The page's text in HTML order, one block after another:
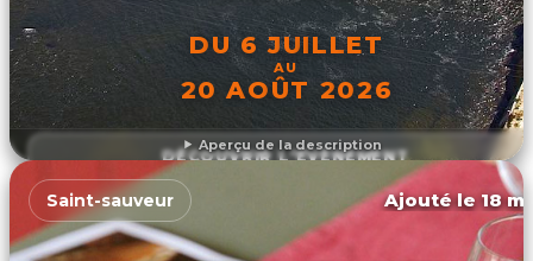
Aperçu de la description
DU 6 JUILLET
AU
20 AOÛT 2026
DÉCOUVRIR L'ÉVÉNEMENT
Saint-sauveur Ajouté le 18